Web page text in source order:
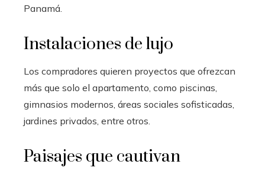
Panamá.
Instalaciones de lujo
Los compradores quieren proyectos que ofrezcan
más que solo el apartamento, como piscinas,
gimnasios modernos, áreas sociales sofisticadas,
jardines privados, entre otros.
Paisajes que cautivan